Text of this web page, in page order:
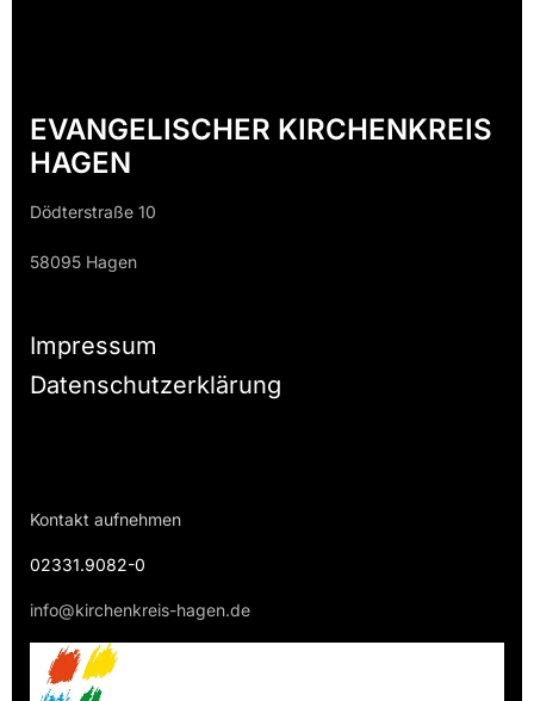
EVANGELISCHER KIRCHENKREIS
HAGEN
Dödterstraße 10
58095 Hagen
Impressum
Datenschutzerklärung
Kontakt aufnehmen
02331.9082-0
info@kirchenkreis-hagen.de